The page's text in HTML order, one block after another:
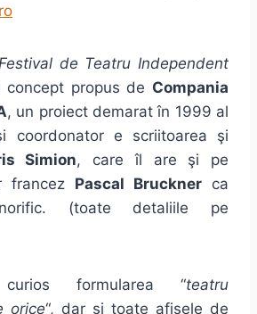
de Teatru Independent
concept propus de Compania
, un proiect demarat în 1999 al
coordonator e scriitoarea şi
Simion, care îl are şi pe
francez Pascal Bruckner ca
(toate detaliile pe
formularea “teatru
orice“, dar şi toate afişele de